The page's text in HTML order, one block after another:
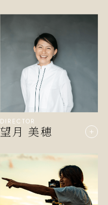
DIRECTOR
＋
望月 美穂